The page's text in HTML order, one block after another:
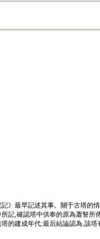
》最早記述其事。關于古塔的
記,確認塔中供奉的原為蕭詧所
的建成年代;最后結論認為,該塔